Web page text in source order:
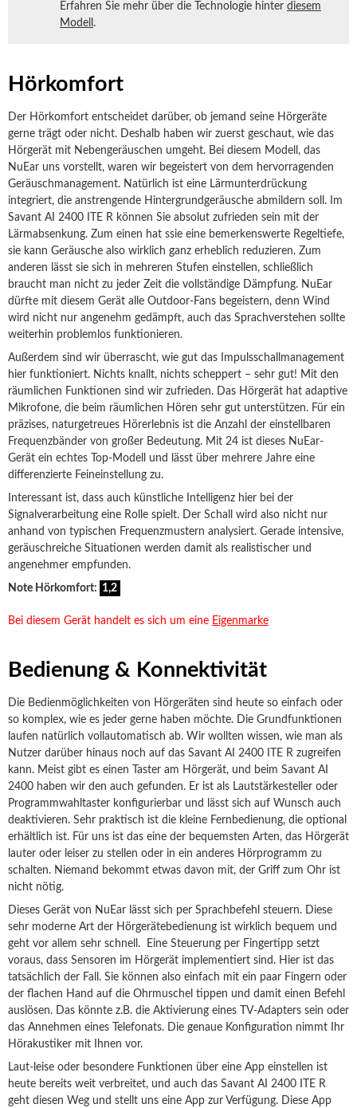
Erfahren Sie mehr über die Technologie hinter diesem
Modell .
Hörkomfort
Der Hörkomfort entscheidet darüber, ob jemand seine Hörgeräte
gerne trägt oder nicht. Deshalb haben wir zuerst geschaut, wie das
Hörgerät mit Nebengeräuschen umgeht. Bei diesem Modell, das
NuEar uns vorstellt, waren wir begeistert von dem hervorragenden
Geräuschmanagement. Natürlich ist eine Lärmunterdrückung
integriert, die anstrengende Hintergrundgeräusche abmildern soll. Im
Savant AI 2400 ITE R können Sie absolut zufrieden sein mit der
Lärmabsenkung. Zum einen hat ssie eine bemerkenswerte Regeltiefe,
sie kann Geräusche also wirklich ganz erheblich reduzieren. Zum
anderen lässt sie sich in mehreren Stufen einstellen, schließlich
braucht man nicht zu jeder Zeit die vollständige Dämpfung. NuEar
dürfte mit diesem Gerät alle Outdoor-Fans begeistern, denn Wind
wird nicht nur angenehm gedämpft, auch das Sprachverstehen sollte
weiterhin problemlos funktionieren.
Außerdem sind wir überrascht, wie gut das Impulsschallmanagement
hier funktioniert. Nichts knallt, nichts scheppert – sehr gut! Mit den
räumlichen Funktionen sind wir zufrieden. Das Hörgerät hat adaptive
Mikrofone, die beim räumlichen Hören sehr gut unterstützen. Für ein
präzises, naturgetreues Hörerlebnis ist die Anzahl der einstellbaren
Frequenzbänder von großer Bedeutung. Mit 24 ist dieses NuEar-
Gerät ein echtes Top-Modell und lässt über mehrere Jahre eine
differenzierte Feineinstellung zu.
Interessant ist, dass auch künstliche Intelligenz hier bei der
Signalverarbeitung eine Rolle spielt. Der Schall wird also nicht nur
anhand von typischen Frequenzmustern analysiert. Gerade intensive,
geräuschreiche Situationen werden damit als realistischer und
angenehmer empfunden.
Note Hörkomfort: 1,2
Bei diesem Gerät handelt es sich um eine Eigenmarke
Bedienung & Konnektivität
Die Bedienmöglichkeiten von Hörgeräten sind heute so einfach oder
so komplex, wie es jeder gerne haben möchte. Die Grundfunktionen
laufen natürlich vollautomatisch ab. Wir wollten wissen, wie man als
Nutzer darüber hinaus noch auf das Savant AI 2400 ITE R zugreifen
kann. Meist gibt es einen Taster am Hörgerät, und beim Savant AI
2400 haben wir den auch gefunden. Er ist als Lautstärkesteller oder
Programmwahltaster konfigurierbar und lässt sich auf Wunsch auch
deaktivieren. Sehr praktisch ist die kleine Fernbedienung, die optional
erhältlich ist. Für uns ist das eine der bequemsten Arten, das Hörgerät
lauter oder leiser zu stellen oder in ein anderes Hörprogramm zu
schalten. Niemand bekommt etwas davon mit, der Griff zum Ohr ist
nicht nötig.
Dieses Gerät von NuEar lässt sich per Sprachbefehl steuern. Diese
sehr moderne Art der Hörgerätebedienung ist wirklich bequem und
geht vor allem sehr schnell. Eine Steuerung per Fingertipp setzt
voraus, dass Sensoren im Hörgerät implementiert sind. Hier ist das
tatsächlich der Fall. Sie können also einfach mit ein paar Fingern oder
der flachen Hand auf die Ohrmuschel tippen und damit einen Befehl
auslösen. Das könnte z.B. die Aktivierung eines TV-Adapters sein oder
das Annehmen eines Telefonats. Die genaue Konfiguration nimmt Ihr
Hörakustiker mit Ihnen vor.
Laut-leise oder besondere Funktionen über eine App einstellen ist
heute bereits weit verbreitet, und auch das Savant AI 2400 ITE R
geht diesen Weg und stellt uns eine App zur Verfügung. Diese App